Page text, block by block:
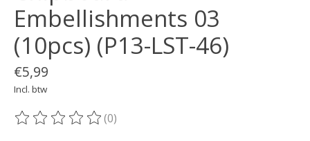
Embellishments 03
(10pcs) (P13-LST-46)
€5,99
Incl. btw
De beoordeling van dit product is
(0)